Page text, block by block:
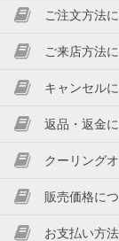
ご注文方法
ご来店方法
キャンセル
返品・返金
クーリング
販売価格に
お支払い方